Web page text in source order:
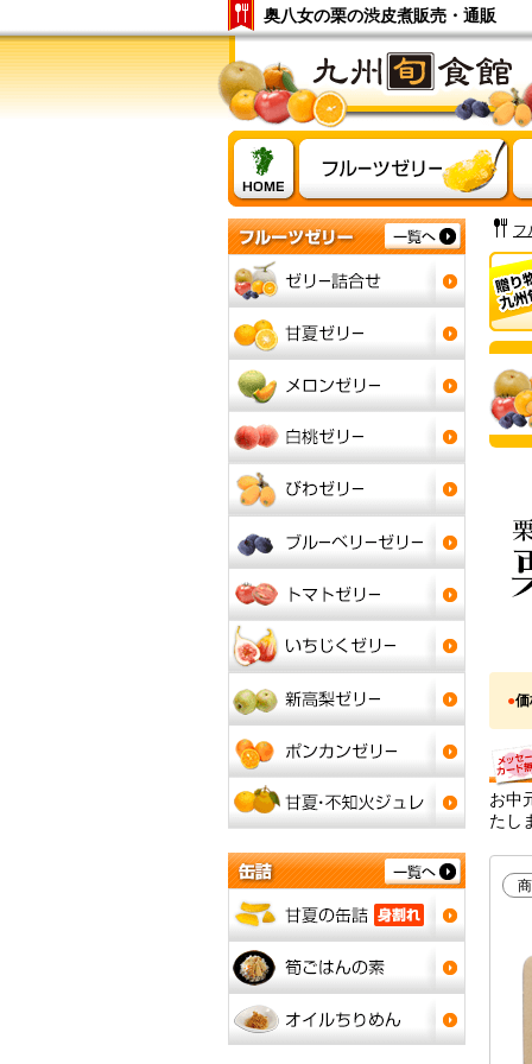
奥八女の栗の渋皮煮販売・通販
フ
●
お中
たし